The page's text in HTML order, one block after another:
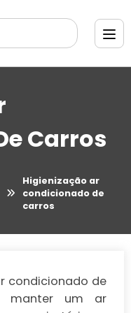
Carros
Higienização ar
condicionado de
carros
condicionado de
manter um ar